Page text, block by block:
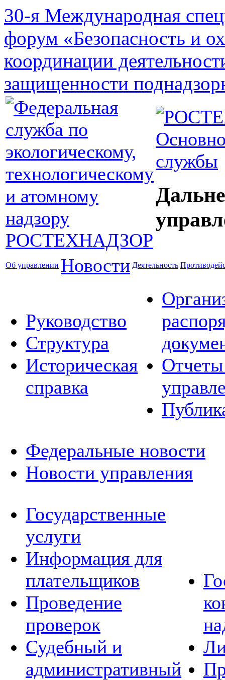
30-я Международная
форум «Безопасность и
координации
защищенности
службы
Об управлении Новости Деятельность
Руководство
Структура
Историческая
справка
Отчеты
Федеральные новости
Новости управления
Государственные
услуги
Информация для
плательщиков
Проведение
проверок
Судебный и
административный